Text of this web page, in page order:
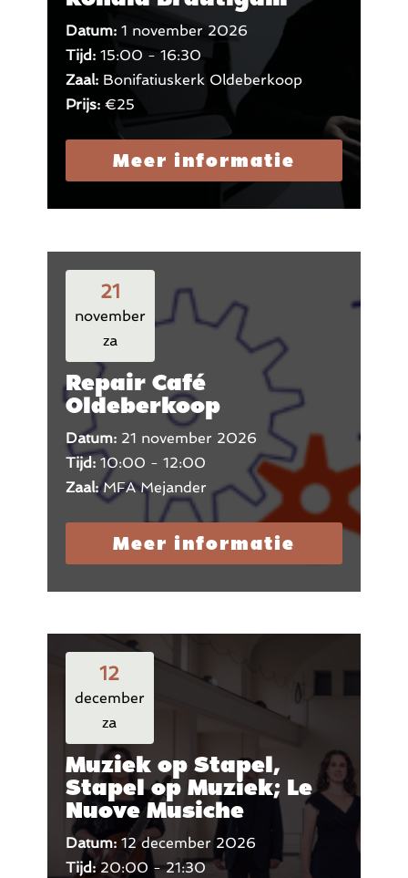
Datum: 1 november 2026
Tijd: 15:00 - 16:30
Zaal: Bonifatiuskerk Oldeberkoop
Prijs: €25
Meer informatie
21
november
za
Repair Café
Oldeberkoop
Datum: 21 november 2026
Tijd: 10:00 - 12:00
Zaal:MFA Mejander
Meer informatie
12
december
za
Muziek op Stapel,
Stapel op Muziek; Le
Nuove Musiche
Datum: 12 december 2026
Tijd:20:00 - 21:30